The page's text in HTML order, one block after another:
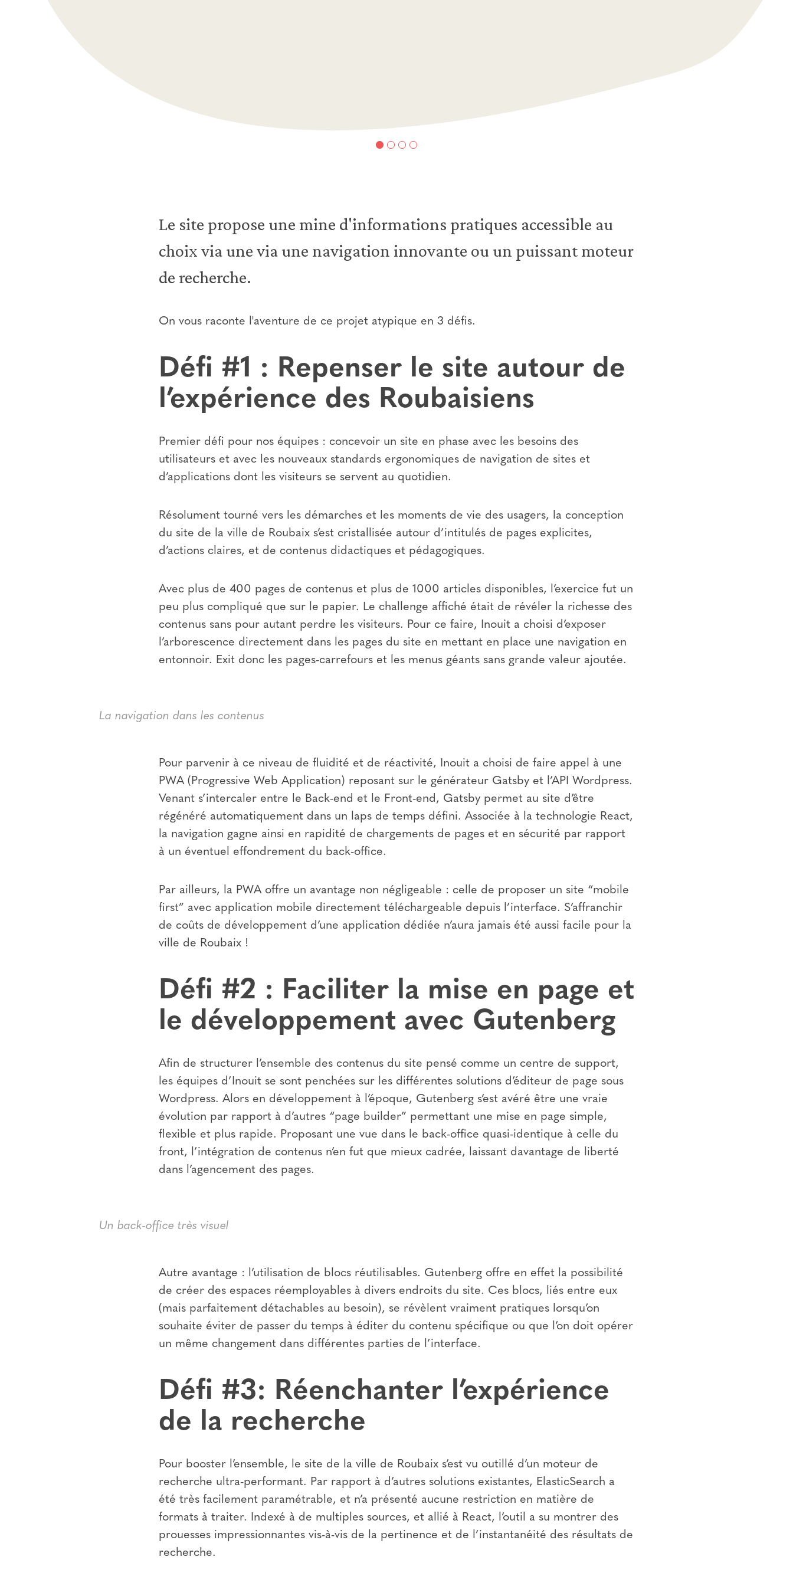
Diapositive n°1
Diapositive n°2
Diapositive n°3
Diapositive n°4
Le site propose une mine d'informations pratiques accessible au
choix via une via une navigation innovante ou un puissant moteur
de recherche.
On vous raconte l'aventure de ce projet atypique en 3 défis.
Défi #1 : Repenser le site autour de
l’expérience des Roubaisiens
Premier défi pour nos équipes : concevoir un site en phase avec les besoins des
utilisateurs et avec les nouveaux standards ergonomiques de navigation de sites et
d’applications dont les visiteurs se servent au quotidien.
Résolument tourné vers les démarches et les moments de vie des usagers, la conception
du site de la ville de Roubaix s’est cristallisée autour d’intitulés de pages explicites,
d’actions claires, et de contenus didactiques et pédagogiques.
Avec plus de 400 pages de contenus et plus de 1000 articles disponibles, l’exercice fut un
peu plus compliqué que sur le papier. Le challenge affiché était de révéler la richesse des
contenus sans pour autant perdre les visiteurs. Pour ce faire, Inouit a choisi d’exposer
l’arborescence directement dans les pages du site en mettant en place une navigation en
entonnoir. Exit donc les pages-carrefours et les menus géants sans grande valeur ajoutée.
La navigation dans les contenus
Pour parvenir à ce niveau de fluidité et de réactivité, Inouit a choisi de faire appel à une
PWA (Progressive Web Application) reposant sur le générateur Gatsby et l’API Wordpress.
Venant s’intercaler entre le Back-end et le Front-end, Gatsby permet au site d’être
régénéré automatiquement dans un laps de temps défini. Associée à la technologie React,
la navigation gagne ainsi en rapidité de chargements de pages et en sécurité par rapport
à un éventuel effondrement du back-office.
Par ailleurs, la PWA offre un avantage non négligeable : celle de proposer un site “mobile
first” avec application mobile directement téléchargeable depuis l’interface. S’affranchir
de coûts de développement d’une application dédiée n’aura jamais été aussi facile pour la
ville de Roubaix !
Défi #2 : Faciliter la mise en page et
le développement avec Gutenberg
Afin de structurer l’ensemble des contenus du site pensé comme un centre de support,
les équipes d’Inouit se sont penchées sur les différentes solutions d’éditeur de page sous
Wordpress. Alors en développement à l’époque, Gutenberg s’est avéré être une vraie
évolution par rapport à d’autres “page builder” permettant une mise en page simple,
flexible et plus rapide. Proposant une vue dans le back-office quasi-identique à celle du
front, l’intégration de contenus n’en fut que mieux cadrée, laissant davantage de liberté
dans l’agencement des pages.
Un back-office très visuel
Autre avantage : l’utilisation de blocs réutilisables. Gutenberg offre en effet la possibilité
de créer des espaces réemployables à divers endroits du site. Ces blocs, liés entre eux
(mais parfaitement détachables au besoin), se révèlent vraiment pratiques lorsqu’on
souhaite éviter de passer du temps à éditer du contenu spécifique ou que l’on doit opérer
un même changement dans différentes parties de l’interface.
Défi #3: Réenchanter l’expérience
de la recherche
Pour booster l’ensemble, le site de la ville de Roubaix s’est vu outillé d’un moteur de
recherche ultra-performant. Par rapport à d’autres solutions existantes, ElasticSearch a
été très facilement paramétrable, et n’a présenté aucune restriction en matière de
formats à traiter. Indexé à de multiples sources, et allié à React, l’outil a su montrer des
prouesses impressionnantes vis-à-vis de la pertinence et de l’instantanéité des résultats de
recherche.